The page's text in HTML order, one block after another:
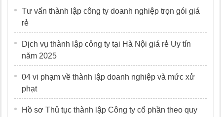
Tư vấn thành lập công ty doanh nghiệp trọn gói giá
rẻ
Dịch vụ thành lập công ty tại Hà Nội giá rẻ Uy tín
năm 2025
04 vi phạm về thành lập doanh nghiệp và mức xử
phạt
Hồ sơ Thủ tục thành lập Công ty cổ phần theo quy